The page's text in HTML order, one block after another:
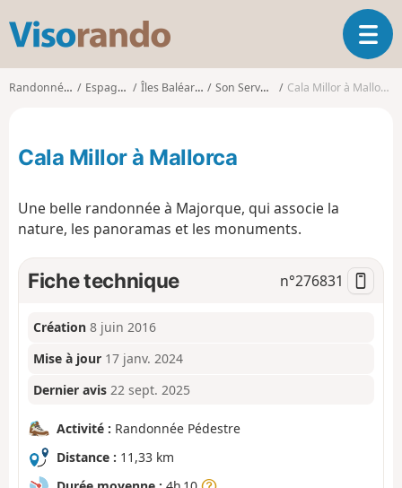
s
o
d
O
u
v
g
a
Randonnées Espagne Îles Baléares Son Servera Cala Millor à Mallorca
Cala Millor à Mallorca
Une belle randonnée à Majorque, qui associe la
nature, les panoramas et les monuments.
Fiche technique n°276831
Création 8 juin 2016
Mise à jour 17 janv. 2024
Dernier avis 22 sept. 2025
Activité : Randonnée Pédestre
Distance : 11,33 km